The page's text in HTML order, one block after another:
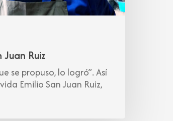
Juan Ruiz
se propuso, lo logró”. Así
Emilio San Juan Ruiz,